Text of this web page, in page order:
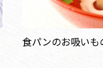
食パンのお吸いも